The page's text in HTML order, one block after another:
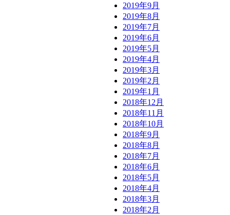
2019年9月
2019年8月
2019年7月
2019年6月
2019年5月
2019年4月
2019年3月
2019年2月
2019年1月
2018年12月
2018年11月
2018年10月
2018年9月
2018年8月
2018年7月
2018年6月
2018年5月
2018年4月
2018年3月
2018年2月